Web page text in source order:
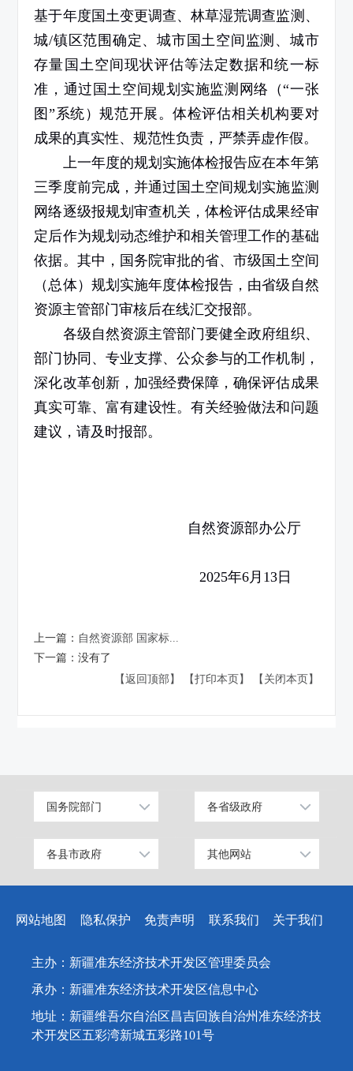
基于年度国土变更调查、林草湿荒调查监测、
城/镇区范围确定、城市国土空间监测、城市
存量国土空间现状评估等法定数据和统一标
准，通过国土空间规划实施监测网络（“一张
图”系统）规范开展。体检评估相关机构要对
成果的真实性、规范性负责，严禁弄虚作假。
上一年度的规划实施体检报告应在本年第
三季度前完成，并通过国土空间规划实施监测
网络逐级报规划审查机关，体检评估成果经审
定后作为规划动态维护和相关管理工作的基础
依据。其中，国务院审批的省、市级国土空间
（总体）规划实施年度体检报告，由省级自然
资源主管部门审核后在线汇交报部。
各级自然资源主管部门要健全政府组织、
部门协同、专业支撑、公众参与的工作机制，
深化改革创新，加强经费保障，确保评估成果
真实可靠、富有建设性。有关经验做法和问题
建议，请及时报部。
自然资源部办公厅
2025年6月 13 日
上一篇： 自然资源部 国家标...
下一篇：没有了
【返回顶部】
【打印本页】 【关闭本页】
国务院部门
公安部
工业和信息化部
科学技术部
国家发展和改革委员会
国防部
外交部
民政部
司法部
各省级政府
北京
上海
广东
江苏
福建
各县市政府
昌吉市
玛纳斯县
木垒哈萨克自治县
其他网站
中国昌吉网
网上信访大厅
网站地图 隐私保护 免责声明 联系我们 关于我们
主办：新疆准东经济技术开发区管理委员会
承办：新疆准东经济技术开发区信息中心
地址：新疆维吾尔自治区昌吉回族自治州准东经济技
术开发区五彩湾新城五彩路101号